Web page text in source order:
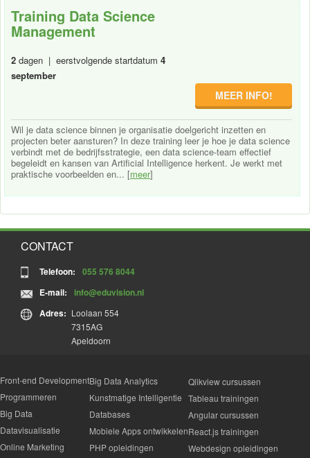
Training Data Science
Management
2 dagen | eerstvolgende startdatum 4
september
MEER INFO!
Wil je data science binnen je organisatie doelgericht inzetten en
projecten beter aansturen? In deze training leer je hoe je data science
verbindt met de bedrijfsstrategie, een data science-team effectief
begeleidt en kansen van Artificial Intelligence herkent. Je werkt met
praktische voorbeelden en... [meer]
CONTACT
Telefoon:
055 576 8044
E-mail:
info@eduvision.nl
Adres: Loolaan 554
7315AG
Apeldoorn
Front-end Development
Programmeren
Big Data
Datavisualisatie
Online Marketing
Big Data Analytics
Kunstmatige Intelligentie
Databases
Mobiele Apps ontwikkelen
PHP opleidingen
Qlikview cursussen
Tableau trainingen
Angular cursussen
React.js trainingen
Webdesign opleidingen